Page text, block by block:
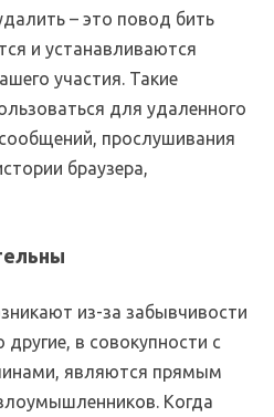
– это повод бить
и устанавливаются
участия. Такие
для удаленного
прослушивания
браузера,
из-за забывчивости
другие, в совокупности с
являются прямым
Когда